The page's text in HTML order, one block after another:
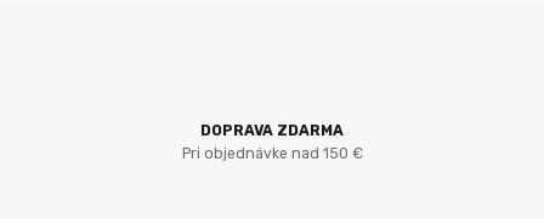
DOPRAVA ZDARMA
Pri objednávke nad 150 €